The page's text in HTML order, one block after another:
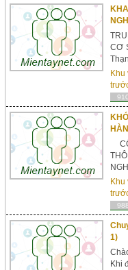
CƠ
hiện
CĐ
Khu
Khu
1)
Khi